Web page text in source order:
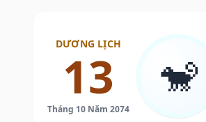
DƯƠNG LỊCH
13
Tháng 10 Năm 2074
🐒